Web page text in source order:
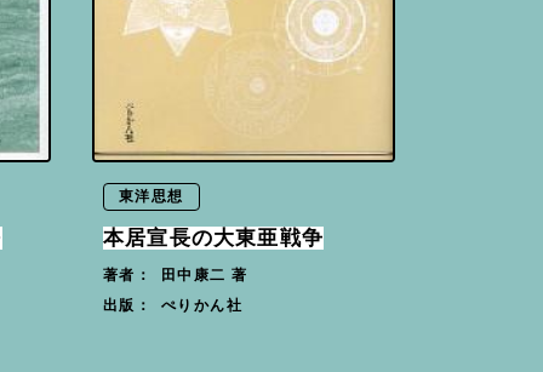
東洋思想
本居宣長の大東亜戦争
著者： 田中康二 著
出版： ぺりかん社